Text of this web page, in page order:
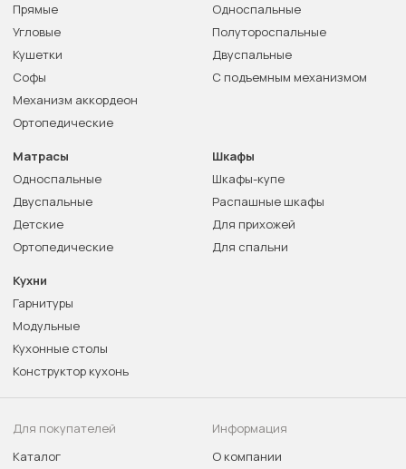
Прямые
Угловые
Кушетки
Софы
Механизм аккордеон
Ортопедические
Односпальные
Полутороспальные
Двуспальные
С подъемным механизмом
Матрасы
Односпальные
Двуспальные
Детские
Ортопедические
Шкафы
Шкафы-купе
Распашные шкафы
Для прихожей
Для спальни
Кухни
Гарнитуры
Модульные
Кухонные столы
Конструктор кухонь
Для покупателей
Каталог
Информация
О компании